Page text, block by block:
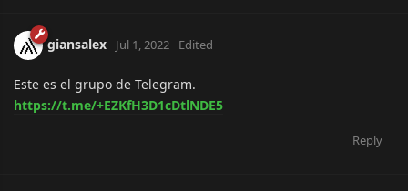
giansalex Jul 1, 2022 Edited
Este es el grupo de Telegram.
https://t.me/+EZKfH3D1cDtlNDE5
Reply